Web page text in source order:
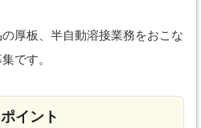
の厚板、半自動溶接業務をおこな
です。
イント